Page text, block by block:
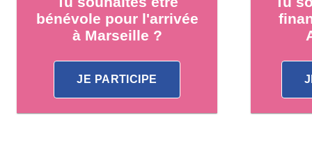
bénévole pour l'arrivée
à Marseille ?
JE PARTICIPE